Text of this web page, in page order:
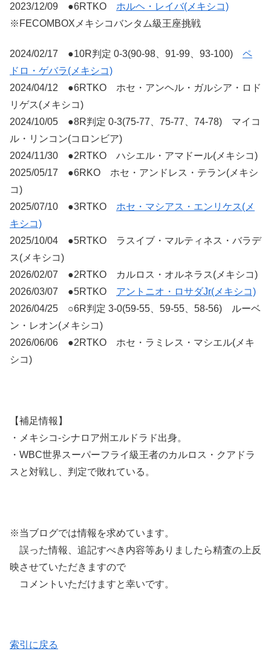
2023/12/09 ●6RTKO ホルヘ・レイバ(メキシコ)
※FECOMBOXメキシコバンタム級王座挑戦
2024/02/17 ●10R判定 0-3(90-98、91-99、93-100) ペ
ドロ・ゲバラ(メキシコ)
2024/04/12 ●6RTKO ホセ・アンヘル・ガルシア・ロド
リゲス(メキシコ)
2024/10/05 ●8R判定 0-3(75-77、75-77、74-78) マイコ
ル・リンコン(コロンビア)
2024/11/30 ●2RTKO ハシエル・アマドール(メキシコ)
2025/05/17 ●6RKO ホセ・アンドレス・テラン(メキシ
コ)
2025/07/10 ●3RTKO ホセ・マシアス・エンリケス(メ
キシコ)
2025/10/04 ●5RTKO ラスイブ・マルティネス・バラデ
ス(メキシコ)
2026/02/07 ●2RTKO カルロス・オルネラス(メキシコ)
2026/03/07 ●5RTKO アントニオ・ロサダJr(メキシコ)
2026/04/25 ○6R判定 3-0(59-55、59-55、58-56) ルーベ
ン・レオン(メキシコ)
2026/06/06 ●2RTKO ホセ・ラミレス・マシエル(メキ
シコ)
【補足情報】
・メキシコ-シナロア州エルドラド出身。
・WBC世界スーパーフライ級王者のカルロス・クアドラ
スと対戦し、判定で敗れている。
※当ブログでは情報を求めています。
誤った情報、追記すべき内容等ありましたら精査の上反
映させていただきますので
コメントいただけますと幸いです。
索引に戻る